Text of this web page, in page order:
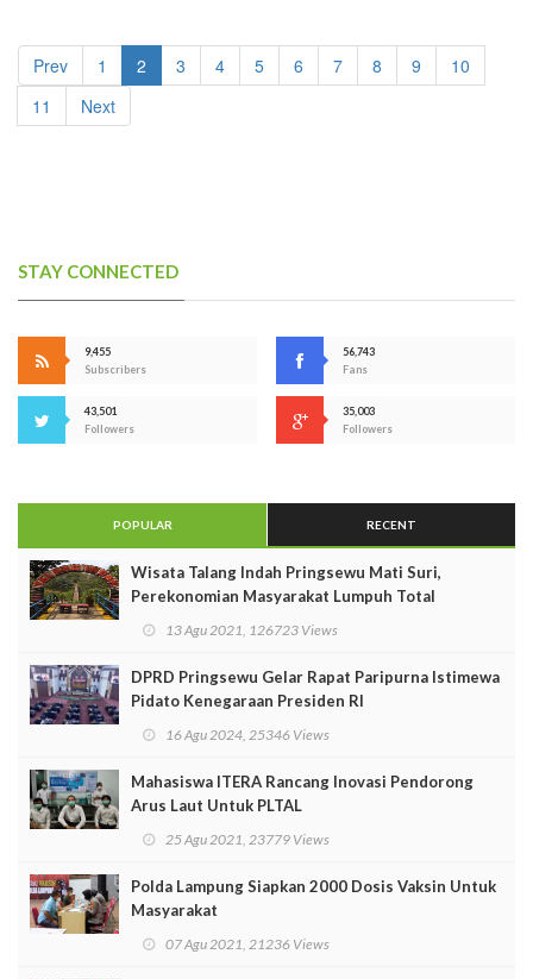
Prev 1 2 3 4 5 6 7 8 9
10
11
Next
STAY CONNECTED
9,455
Subscribers
56,743
Fans
43,501
Followers
35,003
Followers
POPULAR RECENT
Wisata Talang Indah Pringsewu Mati Suri,
Perekonomian Masyarakat Lumpuh Total
13 Agu 2021, 126723 Views
DPRD Pringsewu Gelar Rapat Paripurna Istimewa
Pidato Kenegaraan Presiden RI
16 Agu 2024, 25346 Views
Mahasiswa ITERA Rancang Inovasi Pendorong
Arus Laut Untuk PLTAL
25 Agu 2021, 23779 Views
Polda Lampung Siapkan 2000 Dosis Vaksin Untuk
Masyarakat
07 Agu 2021, 21236 Views